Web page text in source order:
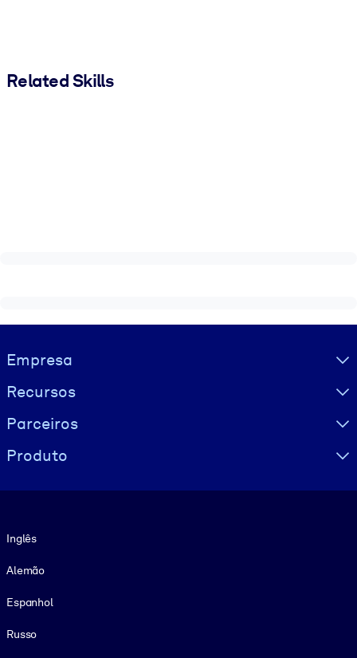
Related Skills
Visually hidden Text
Empresa
Recursos
Parceiros
Produto
Inglês
Alemão
Espanhol
Russo